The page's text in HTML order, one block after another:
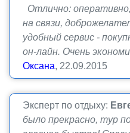
Отлично:
на связи,
удобный сервис -
он-лайн. Очень
Оксана, 22.09.2015
Эксперт по отдыху:
было прекрасно, тур